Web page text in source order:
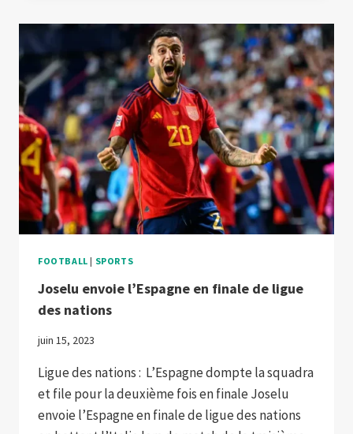
BAS
REMPORTE
LA
TROISIÈME
PLACE
FOOTBALL | SPORTS
Joselu envoie l’Espagne en finale de ligue
des nations
juin 15, 2023
Ligue des nations : L’Espagne dompte la squadra
et file pour la deuxième fois en finale Joselu
envoie l’Espagne en finale de ligue des nations